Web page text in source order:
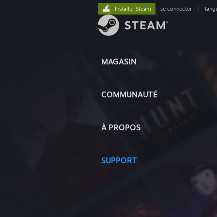
MAGASIN
COMMUNAUTÉ
À PROPOS
SUPPORT
Installer Steam se connecter